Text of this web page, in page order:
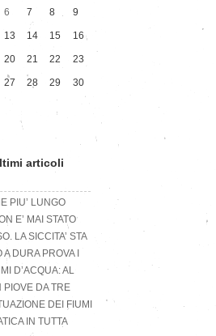
6 7 8 9
13 14 15 16
20 21 22 23
27 28 29 30
articoli
PIU’ LUNGO
E’ MAI STATO
LA SICCITA’ STA
DURA PROVA I
D’ACQUA: AL
PIOVE DA TRE
DEI FIUMI
IN TUTTA